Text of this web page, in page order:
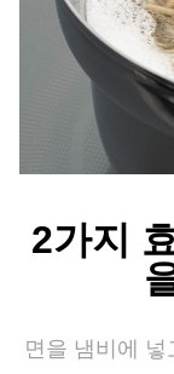
2가지
면을 냄비에